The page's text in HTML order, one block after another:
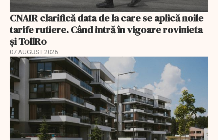
CNAIR clarifică data de la care se aplică noile
tarife rutiere. Când intră în vigoare rovinieta
și TollRo
07 AUGUST 2026